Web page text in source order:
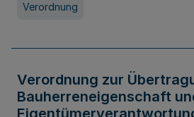
Verordnung
Verordnung zur
Bauherreneigenschaft